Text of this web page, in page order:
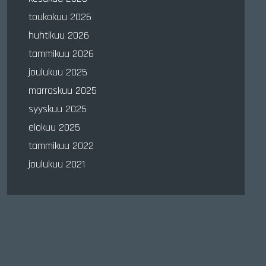
toukokuu 2026
huhtikuu 2026
tammikuu 2026
joulukuu 2025
marraskuu 2025
syyskuu 2025
elokuu 2025
tammikuu 2022
joulukuu 2021